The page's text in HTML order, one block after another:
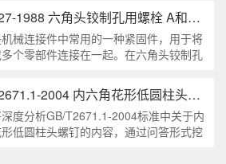
更大的力矩和耐久性的紧固装配。六角
材料和制造工艺六角厚螺母通常由低碳
钢或合金钢
GB/T27-1988 六角头铰制孔用螺栓 A和B级
械连接件中常用的一种紧固件，用于将
个零部件连接在一起。在六角头铰制孔
两种。下面我们来分析一下这两种级别
哪些区别。1. A级和B级的定义和标准
同?A级和B级是
GB/T2671.1-2004 内六角花形低圆柱头螺钉
度分析GB/T2671.1-2004标准中关于内
低圆柱头螺钉的内容，通过问答形式挖